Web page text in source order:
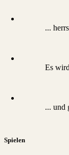
...
Es
... und
Spielen